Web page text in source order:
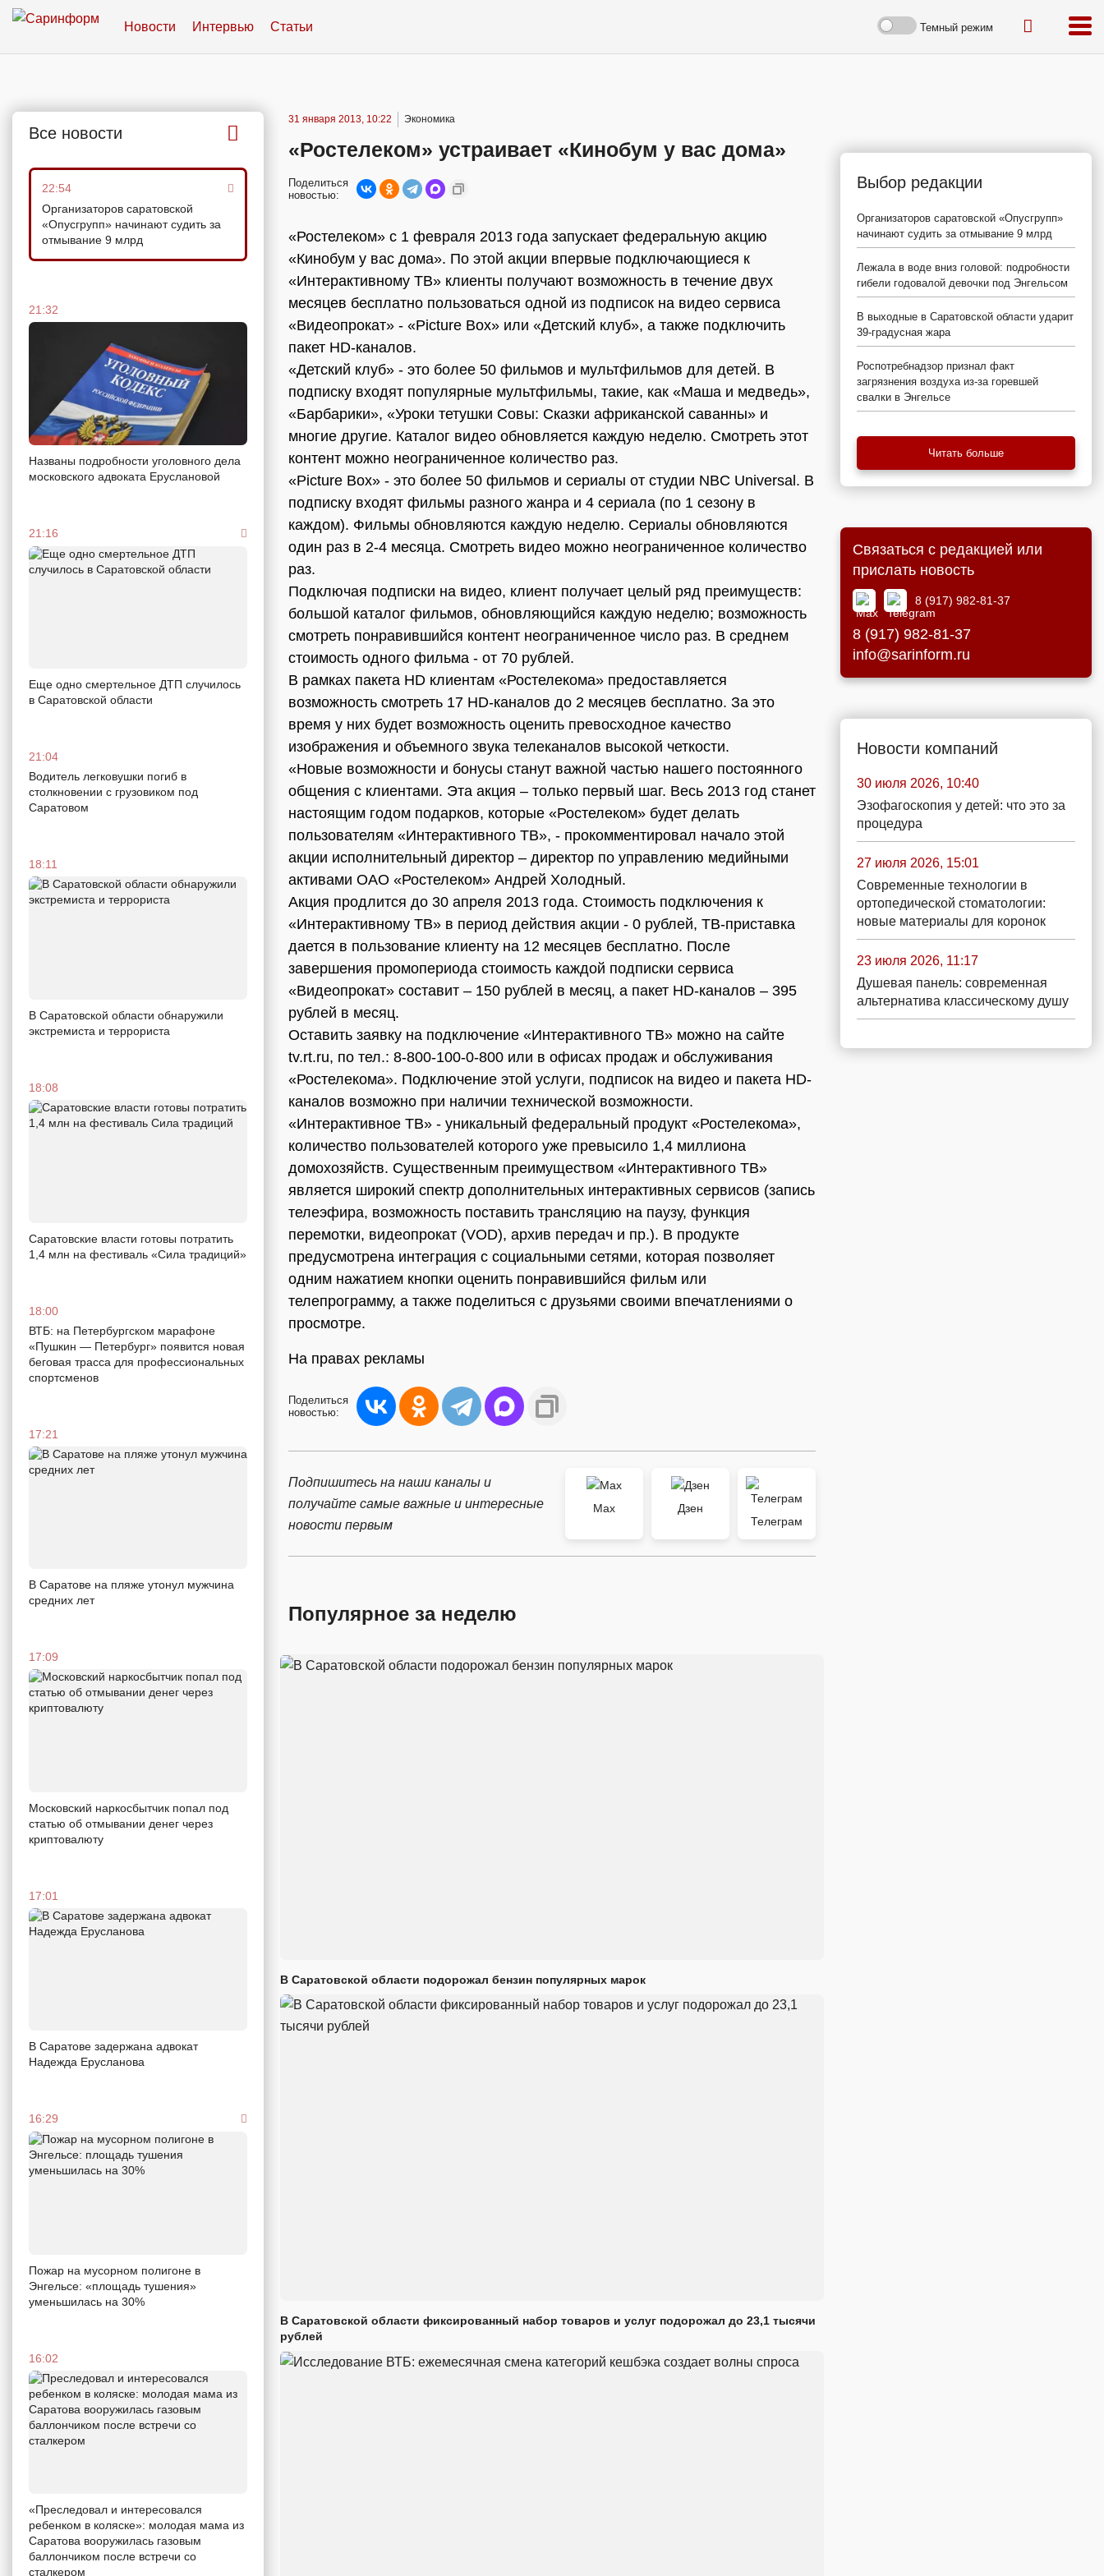
Новости Интервью Статьи Темный режим
Все новости
22:54
Организаторов саратовской
«Опусгрупп» начинают судить за
отмывание 9 млрд
21:32
Названы подробности уголовного дела
московского адвоката Еруслановой
21:16
Еще одно смертельное ДТП случилось
в Саратовской области
21:04
Водитель легковушки погиб в
столкновении с грузовиком под
Саратовом
18:11
В Саратовской области обнаружили
экстремиста и террориста
18:08
Саратовские власти готовы потратить
1,4 млн на фестиваль «Сила традиций»
18:00
ВТБ: на Петербургском марафоне
«Пушкин — Петербург» появится новая
беговая трасса для профессиональных
спортсменов
17:21
В Саратове на пляже утонул мужчина
средних лет
17:09
Московский наркосбытчик попал под
статью об отмывании денег через
криптовалюту
17:01
В Саратове задержана адвокат
Надежда Ерусланова
16:29
Пожар на мусорном полигоне в
Энгельсе: «площадь тушения»
уменьшилась на 30%
16:02
«Преследовал и интересовался
ребенком в коляске»: молодая мама из
Саратова вооружилась газовым
баллончиком после встречи со
сталкером
31 января 2013, 10:22 Экономика
«Ростелеком» устраивает «Кинобум у вас дома»
Поделиться
новостью:
«Ростелеком» с 1 февраля 2013 года запускает федеральную акцию
«Кинобум у вас дома». По этой акции впервые подключающиеся к
«Интерактивному ТВ» клиенты получают возможность в течение двух
месяцев бесплатно пользоваться одной из подписок на видео сервиса
«Видеопрокат» - «Picture Box» или «Детский клуб», а также подключить
пакет HD-каналов.
«Детский клуб» - это более 50 фильмов и мультфильмов для детей. В
подписку входят популярные мультфильмы, такие, как «Маша и медведь»,
«Барбарики», «Уроки тетушки Совы: Сказки африканской саванны» и
многие другие. Каталог видео обновляется каждую неделю. Смотреть этот
контент можно неограниченное количество раз.
«Picture Box» - это более 50 фильмов и сериалы от студии NBC Universal. В
подписку входят фильмы разного жанра и 4 сериала (по 1 сезону в
каждом). Фильмы обновляются каждую неделю. Сериалы обновляются
один раз в 2-4 месяца. Смотреть видео можно неограниченное количество
раз.
Подключая подписки на видео, клиент получает целый ряд преимуществ:
большой каталог фильмов, обновляющийся каждую неделю; возможность
смотреть понравившийся контент неограниченное число раз. В среднем
стоимость одного фильма - от 70 рублей.
В рамках пакета HD клиентам «Ростелекома» предоставляется
возможность смотреть 17 HD-каналов до 2 месяцев бесплатно. За это
время у них будет возможность оценить превосходное качество
изображения и объемного звука телеканалов высокой четкости.
«Новые возможности и бонусы станут важной частью нашего постоянного
общения с клиентами. Эта акция – только первый шаг. Весь 2013 год станет
настоящим годом подарков, которые «Ростелеком» будет делать
пользователям «Интерактивного ТВ», - прокомментировал начало этой
акции исполнительный директор – директор по управлению медийными
активами ОАО «Ростелеком» Андрей Холодный.
Акция продлится до 30 апреля 2013 года. Стоимость подключения к
«Интерактивному ТВ» в период действия акции - 0 рублей, ТВ-приставка
дается в пользование клиенту на 12 месяцев бесплатно. После
завершения промопериода стоимость каждой подписки сервиса
«Видеопрокат» составит – 150 рублей в месяц, а пакет HD-каналов – 395
рублей в месяц.
Оставить заявку на подключение «Интерактивного ТВ» можно на сайте
tv.rt.ru, по тел.: 8-800-100-0-800 или в офисах продаж и обслуживания
«Ростелекома». Подключение этой услуги, подписок на видео и пакета HD-
каналов возможно при наличии технической возможности.
«Интерактивное ТВ» - уникальный федеральный продукт «Ростелекома»,
количество пользователей которого уже превысило 1,4 миллиона
домохозяйств. Существенным преимуществом «Интерактивного ТВ»
является широкий спектр дополнительных интерактивных сервисов (запись
телеэфира, возможность поставить трансляцию на паузу, функция
перемотки, видеопрокат (VOD), архив передач и пр.). В продукте
предусмотрена интеграция с социальными сетями, которая позволяет
одним нажатием кнопки оценить понравившийся фильм или
телепрограмму, а также поделиться с друзьями своими впечатлениями о
просмотре.
На правах рекламы
Поделиться
новостью:
Подпишитесь на наши каналы и
получайте самые важные и интересные
новости первым
Max
Дзен
Телеграм
Популярное за неделю
В Саратовской области подорожал бензин популярных марок
В Саратовской области фиксированный набор товаров и услуг подорожал до 23,1 тысячи
рублей
Выбор редакции
Организаторов саратовской «Опусгрупп»
начинают судить за отмывание 9 млрд
Лежала в воде вниз головой: подробности
гибели годовалой девочки под Энгельсом
В выходные в Саратовской области ударит
39-градусная жара
Роспотребнадзор признал факт
загрязнения воздуха из-за горевшей
свалки в Энгельсе
Читать больше
Связаться с редакцией или
прислать новость
8 (917) 982-81-37
8 (917) 982-81-37
info@sarinform.ru
Новости компаний
30 июля 2026, 10:40
Эзофагоскопия у детей: что это за
процедура
27 июля 2026, 15:01
Современные технологии в
ортопедической стоматологии:
новые материалы для коронок
23 июля 2026, 11:17
Душевая панель: современная
альтернатива классическому душу